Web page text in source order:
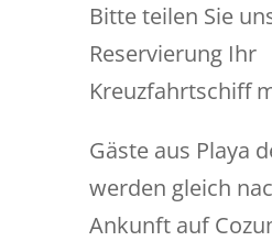
Bitte teilen Sie
Reservierung Ihr
Kreuzfahrtschiff
Gäste aus Playa
werden gleich
Ankunft auf